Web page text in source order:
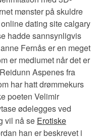
mønster på skuldre
dating site calgary
hadde sannsynligvis
Fernås er en meget
er mediumet når det er
Aspenes fra
har hatt drømmekurs
poeten Velimir
ødelegges ved
vil nå se Erotiske
han er beskrevet i